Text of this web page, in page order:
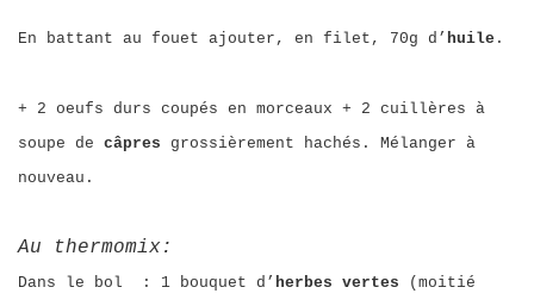
En battant au fouet ajouter, en filet, 70g d’ huile .
+ 2 oeufs durs coupés en morceaux + 2 cuillères à
soupe de câpres grossièrement hachés. Mélanger à
nouveau.
Au thermomix:
Dans le bol : 1 bouquet d’ herbes vertes (moitié